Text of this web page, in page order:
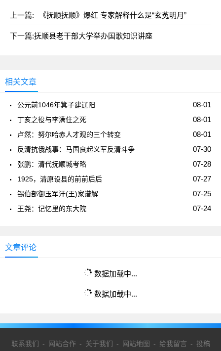
上一篇: 《抚顺抚顺》爆红 专家解释什么是“玄菟明月”
下一篇:抚顺县老干部大学举办国歌知识讲座
相关文章
08-01
公元前1046年箕子建辽阳
08-01
丁亥之役与李满住之死
08-01
卢然：努尔哈赤人才观的三个转变
07-30
反清抗俄战事：马国良起义军反清斗争
07-28
张鹏：清代抚顺城考略
07-27
1925，清原设县的前前后后
07-25
锡伯部御玉军汗(王)家谱解
07-24
王尧：记忆里的东大院
文章评论
数据加载中...
数据加载中...
联系我们 - 网站合作- 关于我们 - 网站地图 - 给我留言 - 投稿